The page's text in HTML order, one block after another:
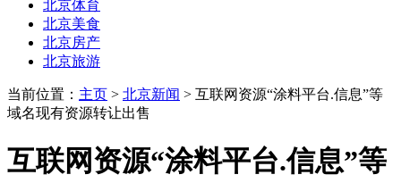
北京体育
北京美食
北京房产
北京旅游
当前位置： 主页 > 北京新闻 > 互联网资源“涂料平台.信息”等
域名现有资源转让出售
互联网资源“涂料平台.信息”等